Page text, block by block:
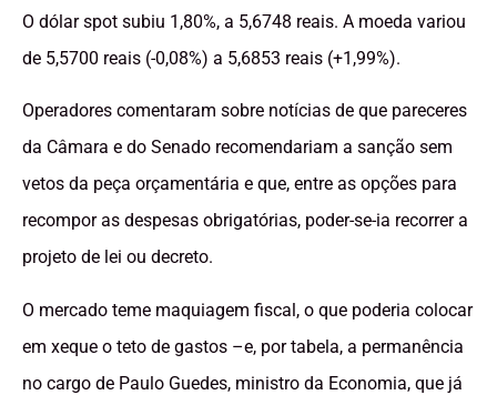
O dólar spot subiu 1,80%, a 5,6748 reais. A moeda variou
de 5,5700 reais (-0,08%) a 5,6853 reais (+1,99%).
Operadores comentaram sobre notícias de que pareceres
da Câmara e do Senado recomendariam a sanção sem
vetos da peça orçamentária e que, entre as opções para
recompor as despesas obrigatórias, poder-se-ia recorrer a
projeto de lei ou decreto.
O mercado teme maquiagem fiscal, o que poderia colocar
em xeque o teto de gastos –e, por tabela, a permanência
no cargo de Paulo Guedes, ministro da Economia, que já